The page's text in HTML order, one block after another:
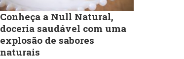
Conheça a Null Natural,
doceria saudável com uma
explosão de sabores
naturais